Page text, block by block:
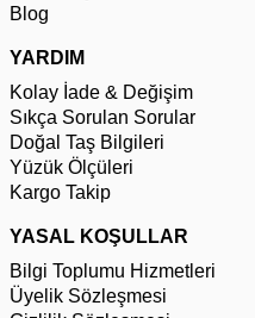
Blog
YARDIM
Kolay İade & Değişim
Sıkça Sorulan Sorular
Doğal Taş Bilgileri
Yüzük Ölçüleri
Kargo Takip
YASAL KOŞULLAR
Bilgi Toplumu Hizmetleri
Üyelik Sözleşmesi